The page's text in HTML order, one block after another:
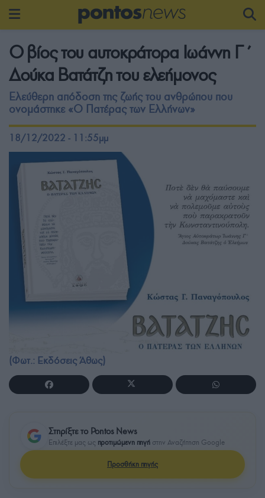
Ο βίος του αυτοκράτορα Ιωάννη Γ΄
Δούκα Βατάτζη του ελεήμονος
Ελεύθερη απόδοση της ζωής του ανθρώπου που
ονομάστηκε «Ο Πατέρας των Ελλήνων»
18/12/2022 - 11:55μμ
(Φωτ.: Εκδόσεις Άθως)
Στηρίξτε το Pontos News
Επιλέξτε μας ως προτιμώμενη πηγή στην Αναζήτηση Google
Προσθήκη πηγής